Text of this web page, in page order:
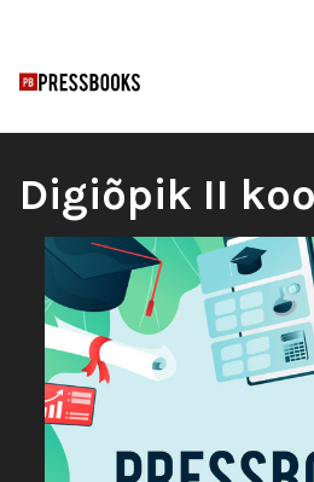
juurde
Raamatu
pealkiri:
Digiõpik II